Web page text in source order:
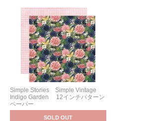
Simple Stories Simple Vintage
Indigo Garden 12インチパターン
ペーパー
SOLD OUT